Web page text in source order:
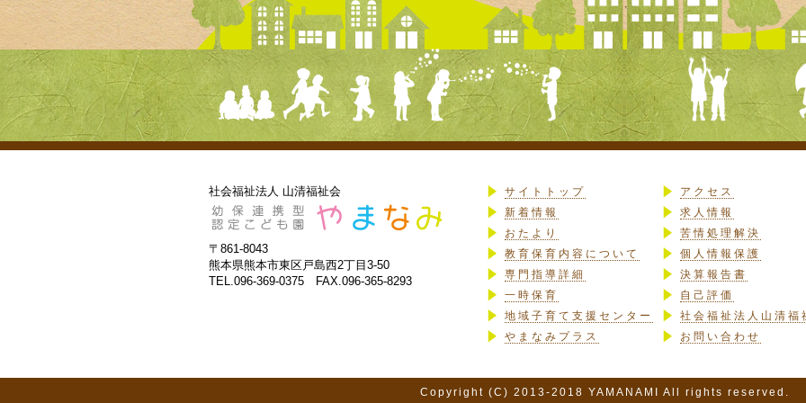
社会福祉法人 山清福祉会
〒861-8043
熊本県熊本市東区戸島西2丁目3-50
TEL.096-369-0375 FAX.096-365-8293
サイトトップ
新着情報
おたより
教育保育内容について
専門指導詳細
一時保育
地域子育て支援センター
やまなみプラス
アクセス
求人情報
苦情処理解決
個人情報保護
決算報告書
自己評価
社会福祉法人山清福
お問い合わせ
Copyright (C) 2013-2018 YAMANAMI All rights reserved.